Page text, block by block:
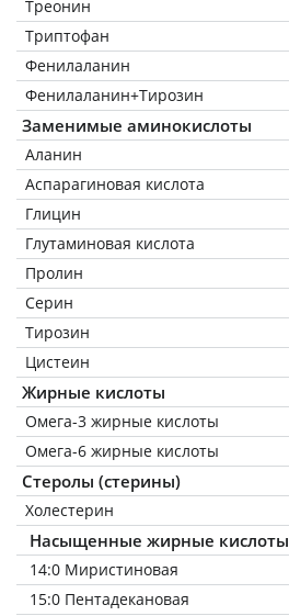
Треонин
Триптофан
Фенилаланин
Фенилаланин+Тирозин
Заменимые аминокислоты
Аланин
Аспарагиновая кислота
Глицин
Глутаминовая кислота
Пролин
Серин
Тирозин
Цистеин
Жирные кислоты
Омега-3 жирные кислоты
Омега-6 жирные кислоты
Стеролы (стерины)
Холестерин
Насыщенные жирные кислоты
14:0 Миристиновая
15:0 Пентадекановая